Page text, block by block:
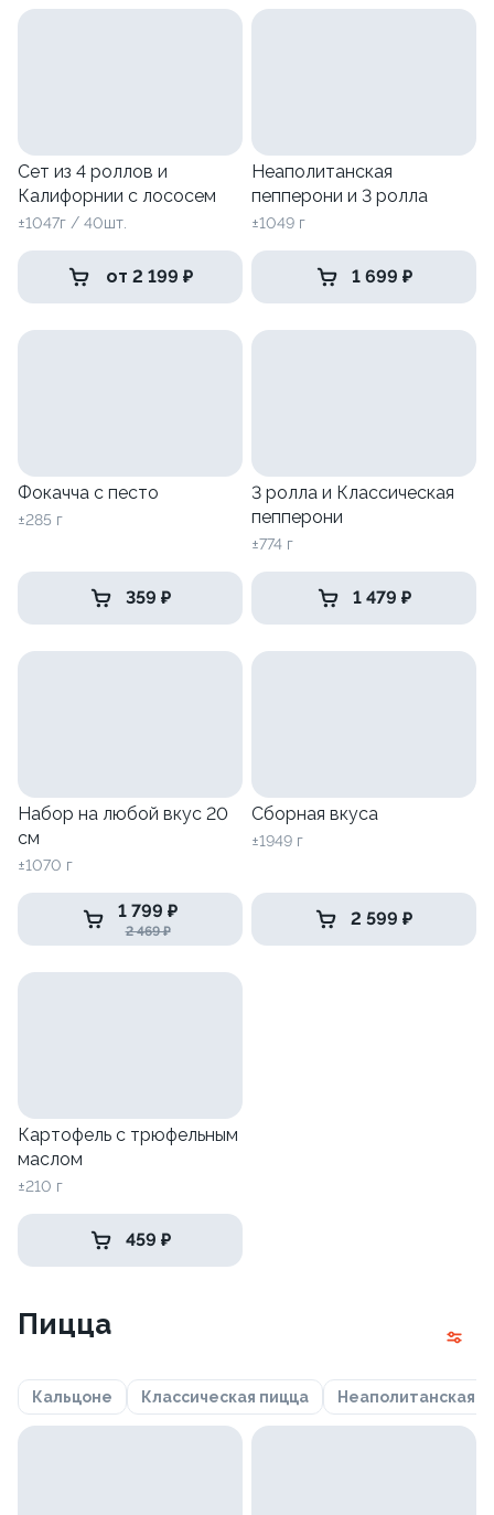
Сет из 4 роллов и
Калифорнии с лососем
±1047г / 40шт.
от 2 199 ₽
Неаполитанская
пепперони и 3 ролла
±1049 г
1 699 ₽
Фокачча с песто
±285 г
359 ₽
3 ролла и Классическая
пепперони
±774 г
1 479 ₽
Набор на любой вкус 20
см
±1070 г
1 799 ₽
2 469 ₽
Сборная вкуса
±1949 г
2 599 ₽
Картофель с трюфельным
маслом
±210 г
459 ₽
Пицца
Кальцоне Классическая пицца Неаполитанская